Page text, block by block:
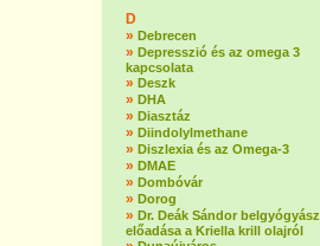
D
» Debrecen
» Depresszió és az omega 3
kapcsolata
» Deszk
» DHA
» Diasztáz
» Diindolylmethane
» Diszlexia és az Omega-3
» DMAE
» Dombóvár
» Dorog
» Dr. Deák Sándor belgyógyász
előadása a Kriella krill olajról